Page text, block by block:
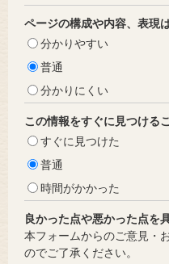
ページの構成や内容、表現
分かりやすい
普通
分かりにくい
この情報をすぐに見つける
すぐに見つけた
普通
時間がかかった
良かった点や悪かった点を
本フォームからのご意見・
のでご了承ください。